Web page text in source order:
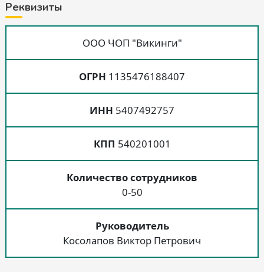
Реквизиты
ООО ЧОП "Викинги"
ОГРН 1135476188407
ИНН 5407492757
КПП 540201001
Количество сотрудников
0-50
Руководитель
Косолапов Виктор Петрович